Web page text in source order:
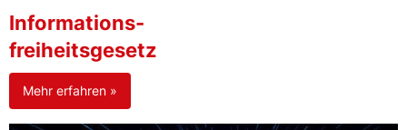
Informations-
freiheitsgesetz
Mehr erfahren »